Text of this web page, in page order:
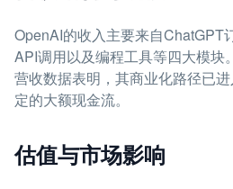
OpenAI的收入主要来自ChatGPT
API调用以及编程工具等四大模块
营收数据表明，其商业化路径已
定的大额现金流。
估值与市场影响